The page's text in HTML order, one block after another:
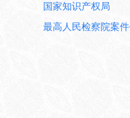
国家知识产权局
最高人民检察院案